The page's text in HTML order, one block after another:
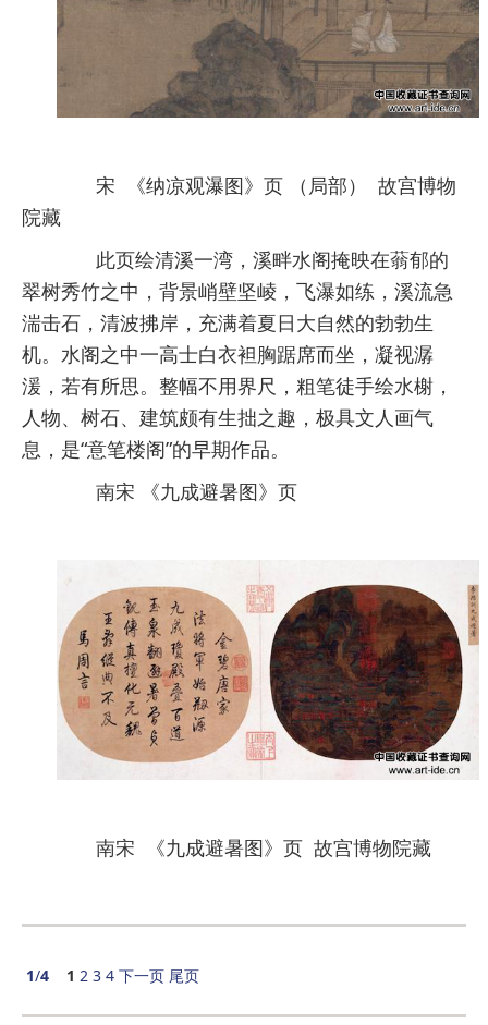
宋 《纳凉观瀑图》页 （局部） 故宫博物
院藏
此页绘清溪一湾，溪畔水阁掩映在蓊郁的
翠树秀竹之中，背景峭壁坚崚，飞瀑如练，溪流急
湍击石，清波拂岸，充满着夏日大自然的勃勃生
机。水阁之中一高士白衣袒胸踞席而坐，凝视潺
湲，若有所思。整幅不用界尺，粗笔徒手绘水榭，
人物、树石、建筑颇有生拙之趣，极具文人画气
息，是“意笔楼阁”的早期作品。
南宋 《九成避暑图》页
南宋 《九成避暑图》页 故宫博物院藏
1/4 1 2 3 4 下一页 尾页